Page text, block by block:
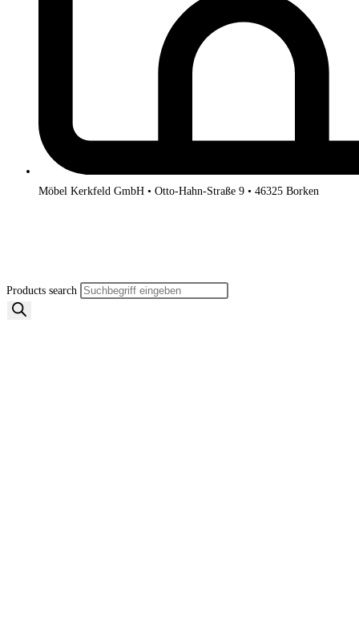
Möbel Kerkfeld GmbH • Otto-Hahn-Straße 9 • 46325 Borken
Products search